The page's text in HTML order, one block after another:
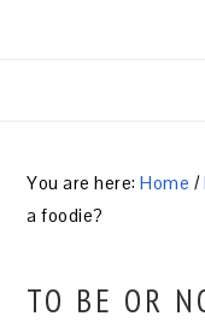
You are here:Home /
a foodie?
TO BE OR